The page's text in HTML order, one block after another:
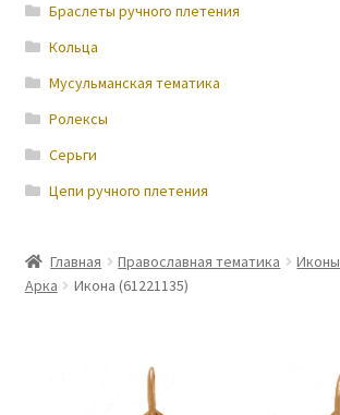
Браслеты ручного плетения
Кольца
Мусульманская тематика
Ролексы
Серьги
Цепи ручного плетения
Главная Православная тематика Иконы
Арка
Икона (61221135)